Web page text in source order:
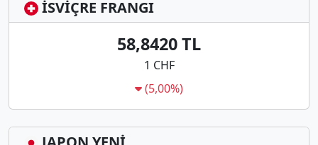
İSVİÇRE FRANGI
58,8420 TL
1 CHF
(5,00%)